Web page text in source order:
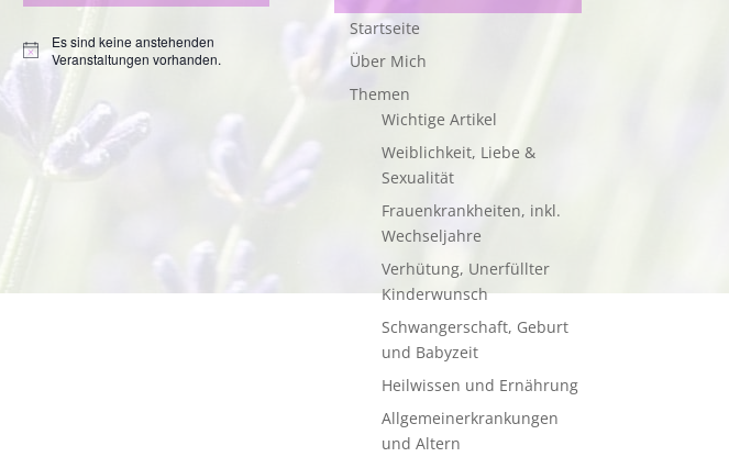
Hinweis
Es sind keine anstehenden
Veranstaltungen vorhanden.
Startseite
Über Mich
Themen
Wichtige Artikel
Weiblichkeit, Liebe &
Sexualität
Frauenkrankheiten, inkl.
Wechseljahre
Verhütung, Unerfüllter
Kinderwunsch
Schwangerschaft, Geburt
und Babyzeit
Heilwissen und Ernährung
Allgemeinerkrankungen
und Altern